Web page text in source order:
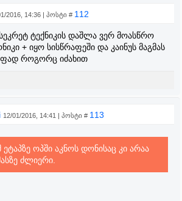
2016, 14:36 | პოსტი # 112
ტექნიკის დაშლა ვერ მოასწრო
+ იყო სისწრაფეში და კაინუს მაგმას
როგორც იძახით
12/01/2016, 14:41 | პოსტი # 113
ოპში აკნოს დონისაც კი არაა
ძლიერი.